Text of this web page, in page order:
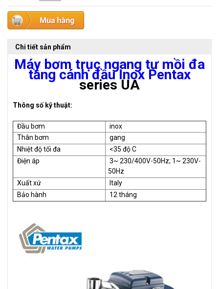
Chi tiết sản phẩm
Máy bơm trục ngang tự mồi đa
tầng cánh đầu Inox Pentax
series UA
Thông số kỹ thuật:
Đầu bơm
inox
Thân bơm
gang
Nhiệt độ tối đa
<35 độ C
Điện áp
3~ 230/400V-50Hz; 1~ 230V-
50Hz
Xuất xứ
Italy
Bảo hành
12 tháng